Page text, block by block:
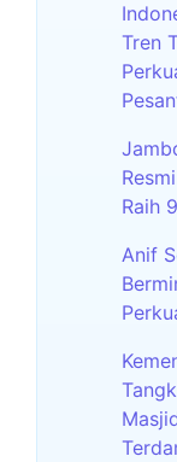
Tren
Raih
Anif